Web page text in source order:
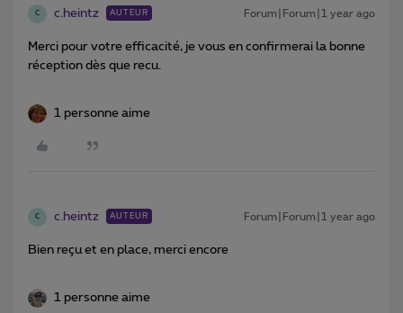
C c.heintz AUTEUR Forum|Forum|1 year ago
Merci pour votre efficacité, je vous en confirmerai la bonne
réception dès que recu.
1 personne aime
C c.heintz AUTEUR Forum|Forum|1 year ago
Bien reçu et en place, merci encore
1 personne aime